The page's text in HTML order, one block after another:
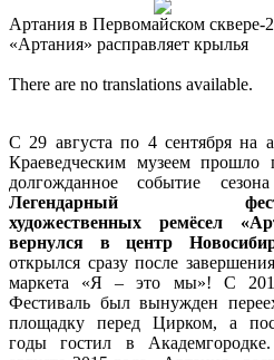
Артания в Первомайском сквере-
«Артания» расправляет крылья
There are no translations available.
C 29 августа по 4 сентября на
Краеведческим музеем прошло
долгожданное событие
Легендарный
художественных ремёсел
вернулся в центр
открылся сразу после
маркета «Я – это мы»! С
Фестиваль был вынужден
площадку перед Цирком, а
годы гостил в